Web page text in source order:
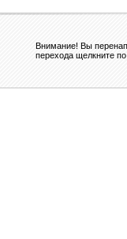
Внимание! Вы
перехода щелкните